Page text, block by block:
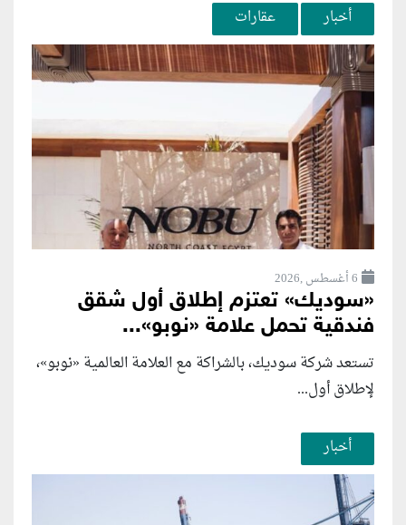
أخبار عقارات
6 أغسطس ,2026
«سوديك» تعتزم إطلاق أول شقق
فندقية تحمل علامة «نوبو»...
تستعد شركة سوديك، بالشراكة مع العلامة العالمية «نوبو»،
لإطلاق أول...
أخبار